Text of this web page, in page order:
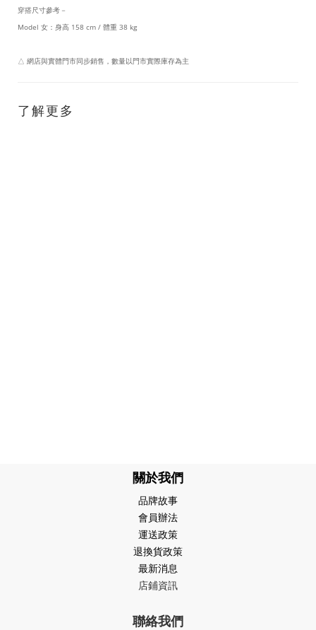
穿搭尺寸參考－
Model 女：身高 158 cm / 體重 38 kg
△ 網店與實體門市同步銷售，數量以門市實際庫存為主
了解更多
關於我們
品牌故事
會員辦法
運送政策
退換貨政策
最新消息
店鋪資訊
聯絡我們